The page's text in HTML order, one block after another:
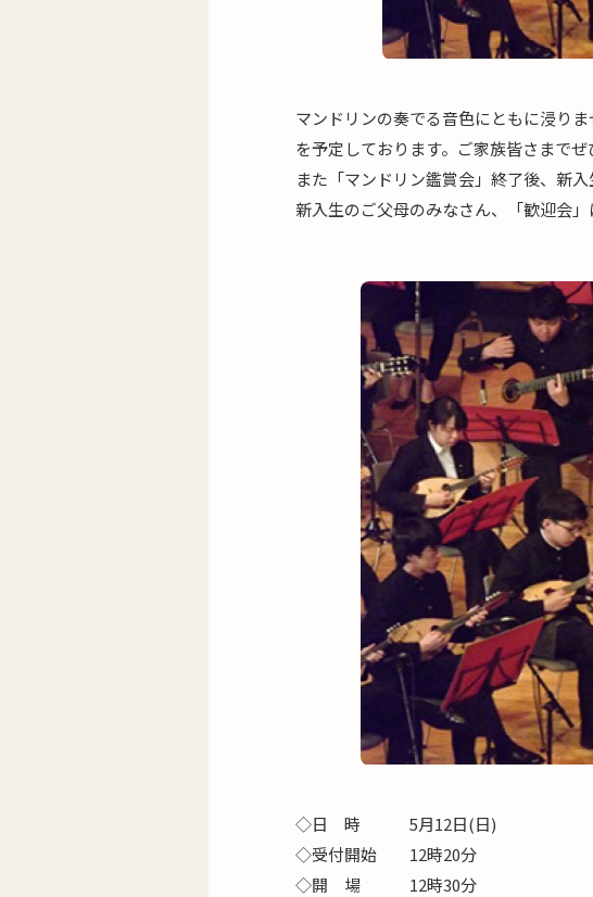
マンドリンの奏でる音色にともに浸り
を予定しております。ご家族皆さまでぜ
また「マンドリン鑑賞会」終了後、新
新入生のご父母のみなさん、「歓迎会
◇日 時 5月12日(日)
◇受付開始 12時20分
◇開 場 12時30分